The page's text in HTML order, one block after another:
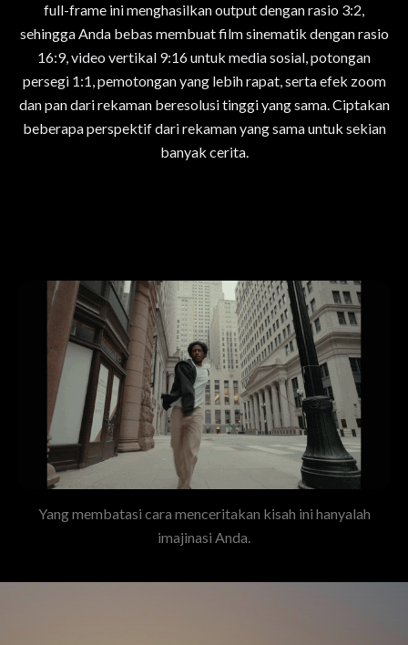
full-frame ini menghasilkan output dengan rasio 3:2,
sehingga Anda bebas membuat film sinematik dengan rasio
16:9, video vertikal 9:16 untuk media sosial, potongan
persegi 1:1, pemotongan yang lebih rapat, serta efek zoom
dan pan dari rekaman beresolusi tinggi yang sama. Ciptakan
beberapa perspektif dari rekaman yang sama untuk sekian
banyak cerita.
Yang membatasi cara menceritakan kisah ini hanyalah
imajinasi Anda.